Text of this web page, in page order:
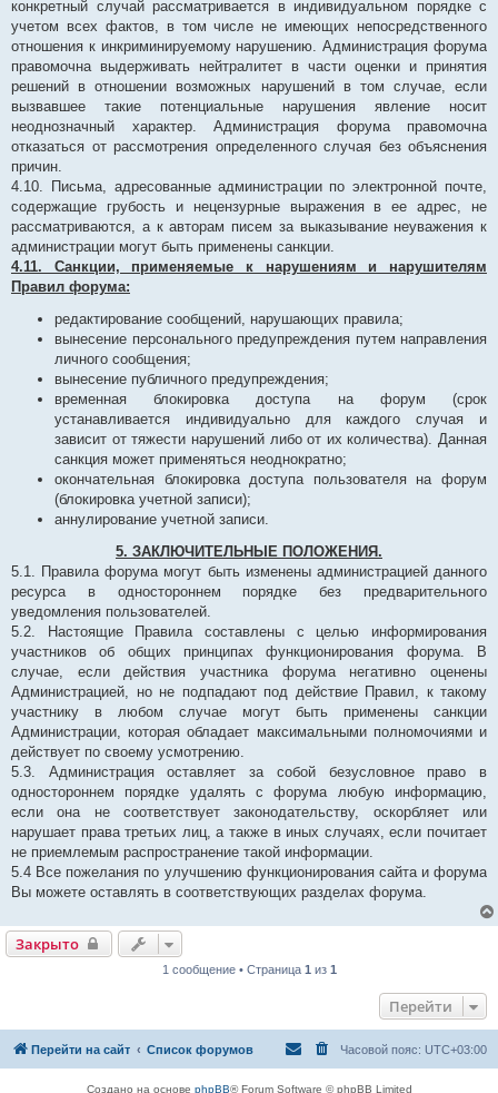
конкретный случай рассматривается в индивидуальном порядке с
учетом всех фактов, в том числе не имеющих непосредственного
отношения к инкриминируемому нарушению. Администрация форума
правомочна выдерживать нейтралитет в части оценки и принятия
решений в отношении возможных нарушений в том случае, если
вызвавшее такие потенциальные нарушения явление носит
неоднозначный характер. Администрация форума правомочна
отказаться от рассмотрения определенного случая без объяснения
причин.
4.10. Письма, адресованные администрации по электронной почте,
содержащие грубость и нецензурные выражения в ее адрес, не
рассматриваются, а к авторам писем за выказывание неуважения к
администрации могут быть применены санкции.
4.11. Санкции, применяемые к нарушениям и нарушителям
Правил форума:
редактирование сообщений, нарушающих правила;
вынесение персонального предупреждения путем направления
личного сообщения;
вынесение публичного предупреждения;
временная блокировка доступа на форум (срок
устанавливается индивидуально для каждого случая и
зависит от тяжести нарушений либо от их количества). Данная
санкция может применяться неоднократно;
окончательная блокировка доступа пользователя на форум
(блокировка учетной записи);
аннулирование учетной записи.
5. ЗАКЛЮЧИТЕЛЬНЫЕ ПОЛОЖЕНИЯ.
5.1. Правила форума могут быть изменены администрацией данного
ресурса в одностороннем порядке без предварительного
уведомления пользователей.
5.2. Настоящие Правила составлены с целью информирования
участников об общих принципах функционирования форума. В
случае, если действия участника форума негативно оценены
Администрацией, но не подпадают под действие Правил, к такому
участнику в любом случае могут быть применены санкции
Администрации, которая обладает максимальными полномочиями и
действует по своему усмотрению.
5.3. Администрация оставляет за собой безусловное право в
одностороннем порядке удалять с форума любую информацию,
если она не соответствует законодательству, оскорбляет или
нарушает права третьих лиц, а также в иных случаях, если почитает
не приемлемым распространение такой информации.
5.4 Все пожелания по улучшению функционирования сайта и форума
Вы можете оставлять в соответствующих разделах форума.
Закрыто
1 сообщение • Страница 1из 1
Перейти
Перейти на сайт Список форумов Часовой пояс: UTC+03:00
Создано на основе phpBB® Forum Software © phpBB Limited